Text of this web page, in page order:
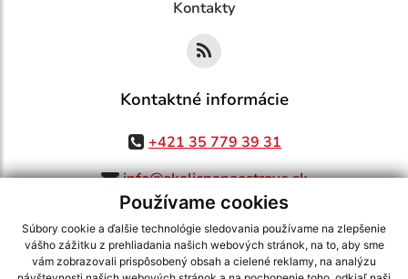
Používame cookies
Súbory cookie a ďalšie technológie sledovania používame na zlepšenie
vášho zážitku z prehliadania našich webových stránok, na to, aby sme
vám zobrazovali prispôsobený obsah a cielené reklamy, na analýzu
Kontakty
Kontaktné informácie
+421 35 779 39 31
info@okolicnanaostrove.sk
využite možnosť získavania aktuálnych informácií s využitím RSS